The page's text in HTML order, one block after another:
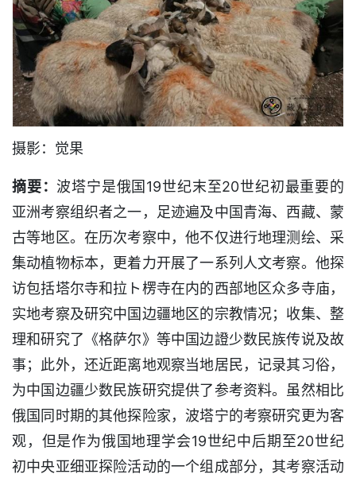
摄影：觉果
摘要：波塔宁是俄国19世纪末至20世纪初最重要的
亚洲考察组织者之一，足迹遍及中国青海、西藏、蒙
古等地区。在历次考察中，他不仅进行地理测绘、采
集动植物标本，更着力开展了一系列人文考察。他探
访包括塔尔寺和拉ト楞寺在内的西部地区众多寺庙，
实地考察及研究中国边疆地区的宗教情况；收集、整
理和研究了《格萨尔》等中国边證少数民族传说及故
事；此外，还近距离地观察当地居民，记录其习俗，
为中国边疆少数民族研究提供了参考资料。虽然相比
俄国同时期的其他探险家，波塔宁的考察研究更为客
观，但是作为俄国地理学会19世纪中后期至20世纪
初中央亚细亚探险活动的一个组成部分，其考察活动